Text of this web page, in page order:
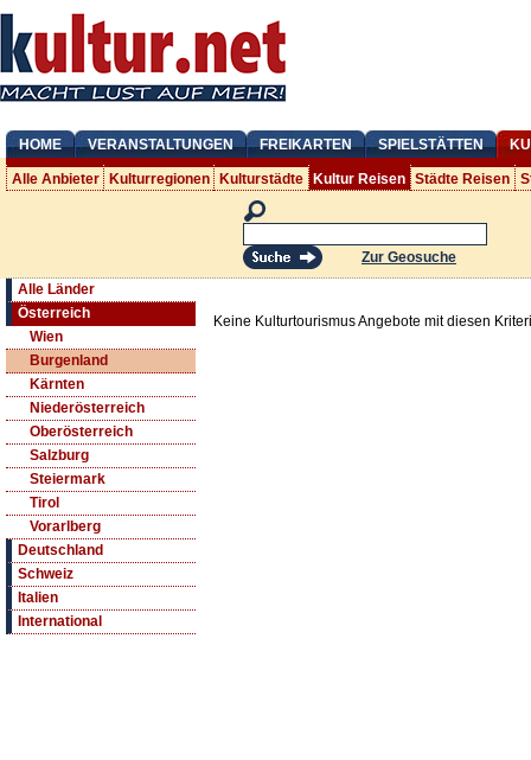
HOME VERANSTALTUNGEN FREIKARTEN SPIELSTÄTTEN
Alle Anbieter Kulturregionen Kulturstädte Kultur Reisen Städte Reisen
Zur Geosuche
Alle Länder
Österreich
Wien
Burgenland
Kärnten
Niederösterreich
Oberösterreich
Salzburg
Steiermark
Tirol
Vorarlberg
Deutschland
Schweiz
Italien
International
Keine Kulturtourismus Angebote mit diesen